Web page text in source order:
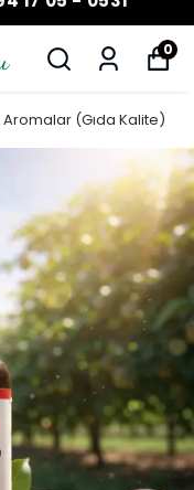
0
(Gıda Kalite)